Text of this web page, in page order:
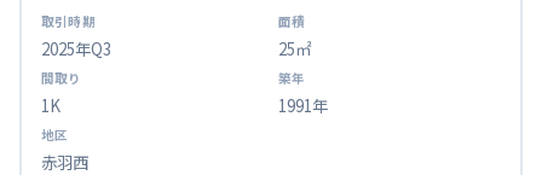
2025年Q3 25㎡
1K 1991年
赤羽西